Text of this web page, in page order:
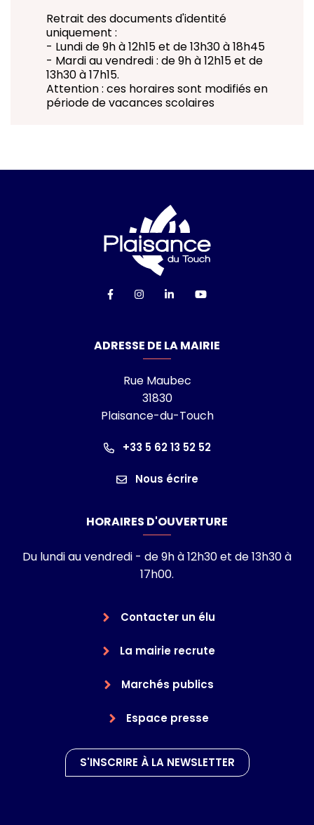
Retrait des documents d'identité
uniquement :
- Lundi de 9h à 12h15 et de 13h30 à 18h45
- Mardi au vendredi : de 9h à 12h15 et de
13h30 à 17h15.
Attention : ces horaires sont modifiés en
période de vacances scolaires
Lien vers le compte Facebook
Lien vers le compte Instagram
Lien vers le compte
Lien vers la chaîne
ADRESSE DE LA MAIRIE
Rue Maubec
31830
Plaisance-du-Touch
+33 5 62 13 52 52
Nous écrire
HORAIRES D'OUVERTURE
Du lundi au vendredi - de 9h à 12h30 et de 13h30 à
17h00.
Contacter un élu
La mairie recrute
Marchés publics
Espace presse
S'INSCRIRE À LA NEWSLETTER